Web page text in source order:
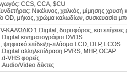
CCS, CCA, $CU
Νικέλινος, χαλκός, μίμησης
OD, μήκος, χρώμα καλωδίων, συσκευασία
ΚΑΛΏΔΙΟ 1.Digital, δορυφόρος, και επίγειες
κινηματογράφοι DVDS
ψηφιακό επίδειξη-πλάσμα LCD, DLP, LCOS
αλληλεπίδραση PVRS, MHP, OCAP
VHS φορείς
Video δέκτες